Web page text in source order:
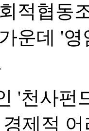
적협동
운데 '
'천사펀
제적